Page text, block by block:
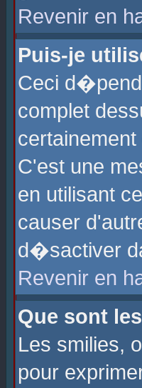
Revenir en
Puis-je
Ceci
complet
C'est une
en utilisant
causer
d�sactiver
Revenir en
Que sont
Les smilies,
pour